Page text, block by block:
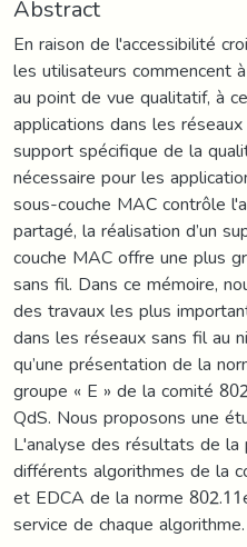
Abstract
En raison de l'accessibilité
les utilisateurs commencent
au point de vue qualitatif, à
applications dans les
support spécifique de la
nécessaire pour les
sous-couche MAC contrôle
partagé, la réalisation d’un
couche MAC offre une plus
sans fil. Dans ce mémoire,
des travaux les plus
dans les réseaux sans fil au
qu’une présentation de la
groupe « E » de la comité
QdS. Nous proposons une
L'analyse des résultats de
différents algorithmes de la
et EDCA de la norme
service de chaque algorithme.